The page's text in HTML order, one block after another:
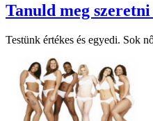
Tanuld meg
Testünk értékes és egyedi. Sok